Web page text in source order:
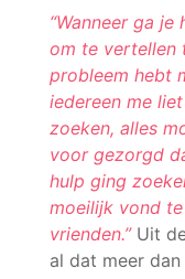
“Wanneer ga
om te vertellen
probleem hebt
iedereen me
zoeken, alles
voor gezorgd
hulp ging
moeilijk vond
vrienden.” Uit
al dat meer